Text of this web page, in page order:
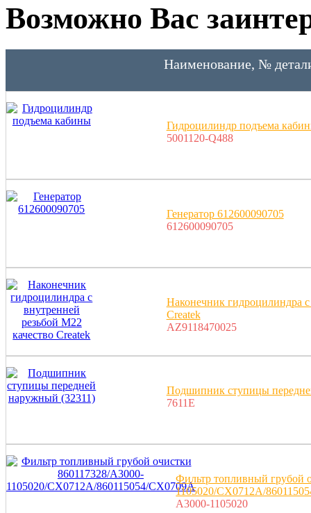
Возможно Вас
Наименование, №
Гидроцилиндр подъема
5001120-Q488
Генератор 612600090705
612600090705
Наконечник гидроцилиндра
Createk
AZ9118470025
Подшипник ступицы
7611E
Фильтр топливный грубой
1105020/CX0712A/
A3000-1105020